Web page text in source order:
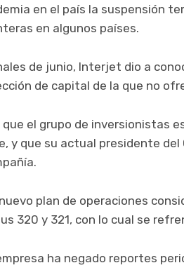
en el país la suspensión
en algunos países.
de junio, Interjet dio a
de capital de la que no
que el grupo de inversionistas
y que su actual presidente
plan de operaciones
320 y 321, con lo cual se
ha negado reportes